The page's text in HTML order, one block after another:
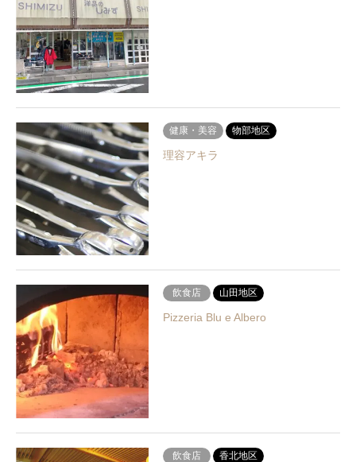
健康・美容 物部地区
理容アキラ
飲食店 山田地区
Pizzeria Blu e Albero
飲食店 香北地区